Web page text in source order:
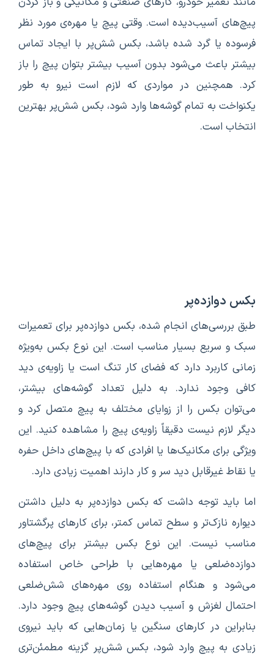
پیچ‌های آسیب‌دیده است. وقتی پیچ یا مهره‌ی مورد نظر
فرسوده یا گرد شده باشد، بکس شش‌پر با ایجاد تماس
بیشتر باعث می‌شود بدون آسیب بیشتر بتوان پیچ را باز
کرد. همچنین در مواردی که لازم است نیرو به طور
یکنواخت به تمام گوشه‌ها وارد شود، بکس شش‌پر بهترین
انتخاب است.
بکس دوازده‌پر
طبق بررسی‌های انجام شده، بکس دوازده‌پر برای تعمیرات
سبک و سریع بسیار مناسب است. این نوع بکس به‌ویژه
زمانی کاربرد دارد که فضای کار تنگ است یا زاویه‌ی دید
کافی وجود ندارد. به دلیل تعداد گوشه‌های بیشتر،
می‌توان بکس را از زوایای مختلف به پیچ متصل کرد و
دیگر لازم نیست دقیقاً زاویه‌ی پیچ را مشاهده کنید. این
ویژگی برای مکانیک‌ها یا افرادی که با پیچ‌های داخل حفره
یا نقاط غیرقابل دید سر و کار دارند اهمیت زیادی دارد.
اما باید توجه داشت که بکس دوازده‌پر به دلیل داشتن
دیواره‌ نازک‌تر و سطح تماس کمتر، برای کارهای پرگشتاور
مناسب نیست. این نوع بکس بیشتر برای پیچ‌های
دوازده‌ضلعی یا مهره‌هایی با طراحی خاص استفاده
می‌شود و هنگام استفاده روی مهره‌های شش‌ضلعی
احتمال لغزش و آسیب دیدن گوشه‌های پیچ وجود دارد.
بنابراین در کارهای سنگین یا زمان‌هایی که باید نیروی
زیادی به پیچ وارد شود، بکس شش‌پر گزینه‌ مطمئن‌تری